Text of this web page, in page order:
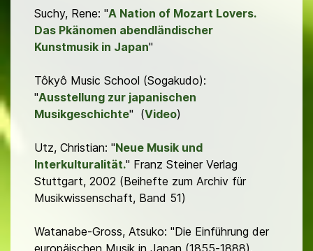
Suchy, Rene: "A Nation of Mozart Lovers.
Das Pkänomen abendländischer
Kunstmusik in Japan"
Tôkyô Music School (Sogakudo):
"Ausstellung zur japanischen
Musikgeschichte" (Video)
Utz, Christian: "Neue Musik und
Interkulturalität." Franz Steiner Verlag
Stuttgart, 2002 (Beihefte zum Archiv für
Musikwissenschaft, Band 51)
Watanabe-Gross, Atsuko: "Die Einführung der